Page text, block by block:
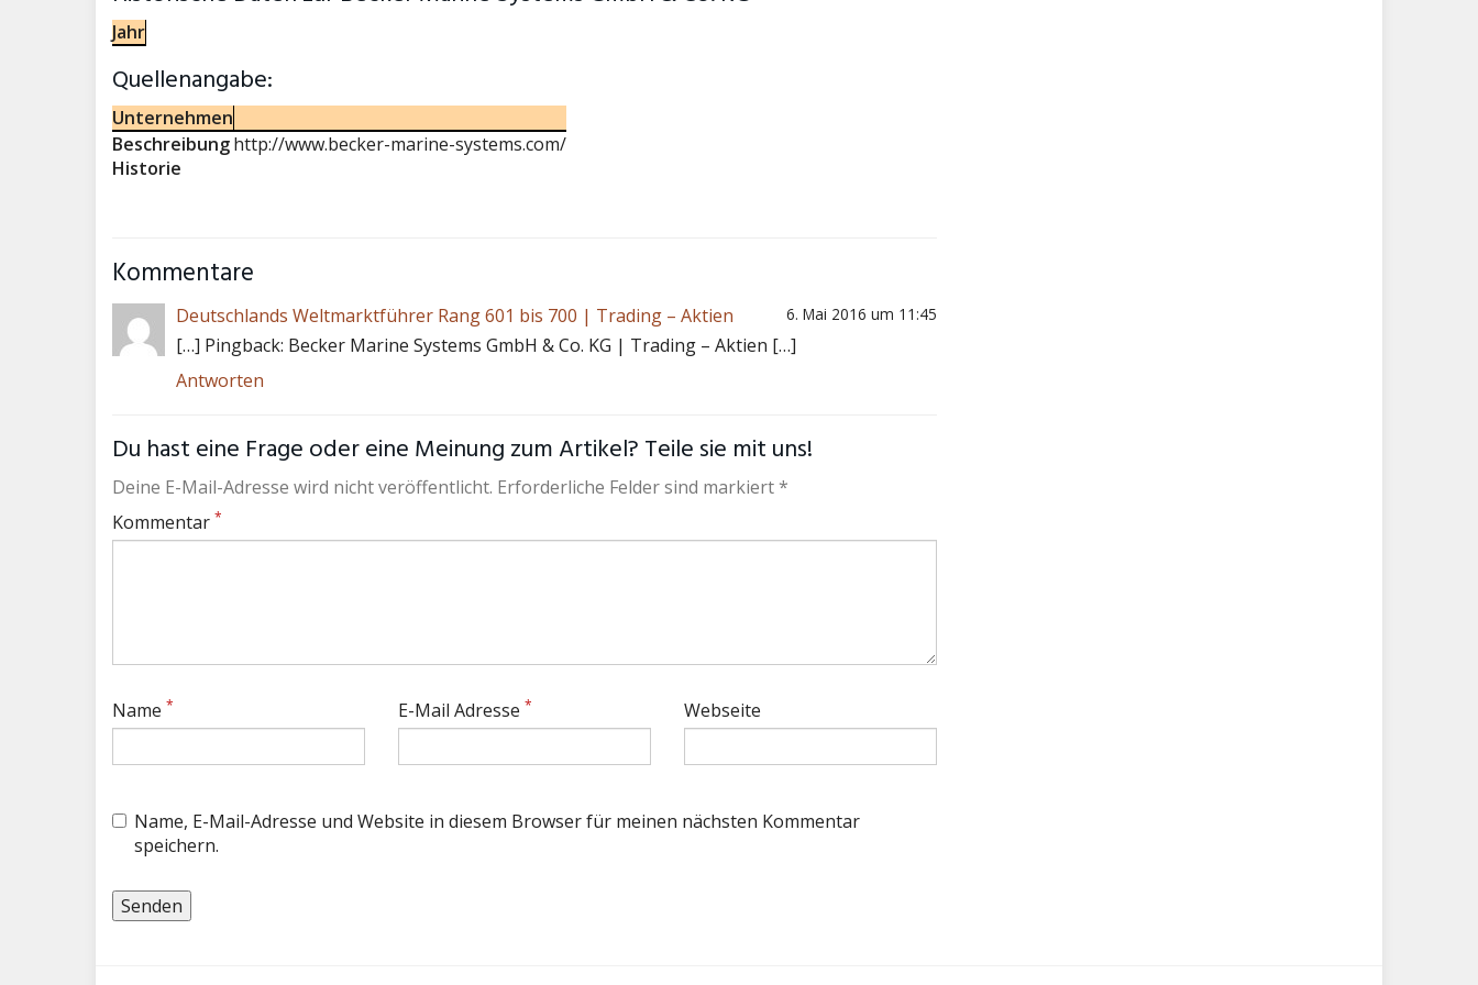
Jahr
Quellenangabe:
Unternehmen
Beschreibunghttp://www.becker-marine-systems.com/
Historie
Kommentare
Deutschlands Weltmarktführer Rang 601 bis 700 | Trading – Aktien 6. Mai 2016 um 11:45
[…] Pingback: Becker Marine Systems GmbH & Co. KG | Trading – Aktien […]
Antworten
Du hast eine Frage oder eine Meinung zum Artikel? Teile sie mit uns!
Deine E-Mail-Adresse wird nicht veröffentlicht. Erforderliche Felder sind markiert *
Kommentar *
Name * E-Mail Adresse * Webseite
Name, E-Mail-Adresse und Website in diesem Browser für meinen nächsten Kommentar
speichern.